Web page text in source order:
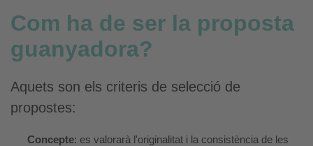
Com ha de ser la proposta
guanyadora?
Aquets son els criteris de selecció de
propostes:
Concepte: es valorarà l'originalitat i la consistència de les